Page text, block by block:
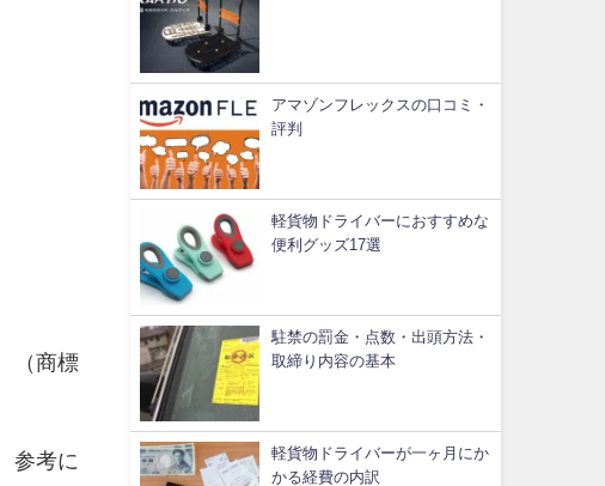
（商標
参考に
アマゾンフレックスの口コミ・
評判
軽貨物ドライバーにおすすめな
便利グッズ17選
駐禁の罰金・点数・出頭方法・
取締り内容の基本
軽貨物ドライバーが一ヶ月にか
かる経費の内訳